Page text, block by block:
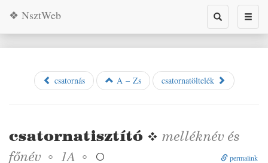
Toggle
search
❖ NsztWeb
csatornás A – Zs csatornatöltelék
csatornatisztító ❖ melléknév és
főnév ◦ 1A ◦  permalink